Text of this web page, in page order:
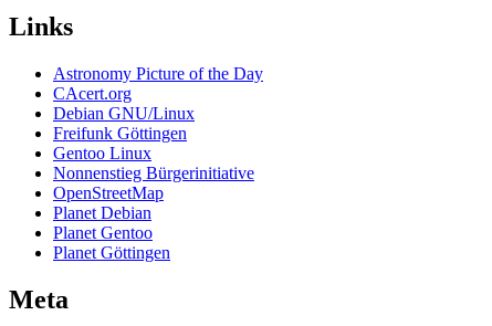
Links
Astronomy Picture of the Day
CAcert.org
Debian GNU/Linux
Freifunk Göttingen
Gentoo Linux
Nonnenstieg Bürgerinitiative
OpenStreetMap
Planet Debian
Planet Gentoo
Planet Göttingen
Meta